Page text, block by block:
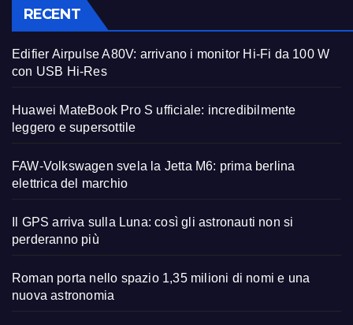
RECENT
Edifier Airpulse A80V: arrivano i monitor Hi-Fi da 100 W
con USB Hi-Res
Huawei MateBook Pro S ufficiale: incredibilmente
leggero e supersottile
FAW-Volkswagen svela la Jetta M6: prima berlina
elettrica del marchio
Il GPS arriva sulla Luna: così gli astronauti non si
perderanno più
Roman porta nello spazio 1,35 milioni di nomi e una
nuova astronomia